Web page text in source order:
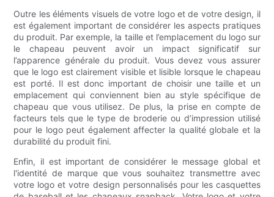
Outre les éléments visuels de votre logo et de votre design, il
est également important de considérer les aspects pratiques
du produit. Par exemple, la taille et l’emplacement du logo sur
le chapeau peuvent avoir un impact significatif sur
l’apparence générale du produit. Vous devez vous assurer
que le logo est clairement visible et lisible lorsque le chapeau
est porté. Il est donc important de choisir une taille et un
emplacement qui conviennent bien au style spécifique de
chapeau que vous utilisez. De plus, la prise en compte de
facteurs tels que le type de broderie ou d’impression utilisé
pour le logo peut également affecter la qualité globale et la
durabilité du produit fini.
Enfin, il est important de considérer le message global et
l'identité de marque que vous souhaitez transmettre avec
votre logo et votre design personnalisés pour les casquettes